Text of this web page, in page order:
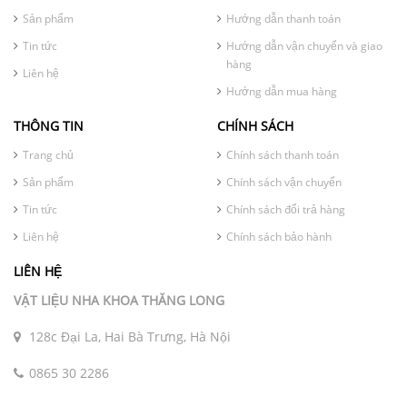
Sản phẩm
Tin tức
Liên hệ
Hướng dẫn thanh toán
Hướng dẫn vận chuyển và giao
hàng
Hướng dẫn mua hàng
THÔNG TIN
Trang chủ
Sản phẩm
Tin tức
Liên hệ
CHÍNH SÁCH
Chính sách thanh toán
Chính sách vận chuyển
Chính sách đổi trả hàng
Chính sách bảo hành
LIÊN HỆ
VẬT LIỆU NHA KHOA THĂNG LONG
128c Đại La, Hai Bà Trưng, Hà Nội
0865 30 2286